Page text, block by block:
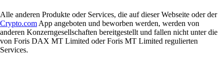
Alle anderen Produkte oder Services, die auf dieser Webseite oder der
Crypto.com App angeboten und beworben werden, werden von
anderen Konzerngesellschaften bereitgestellt und fallen nicht unter die
von Foris DAX MT Limited oder Foris MT Limited regulierten
Services.